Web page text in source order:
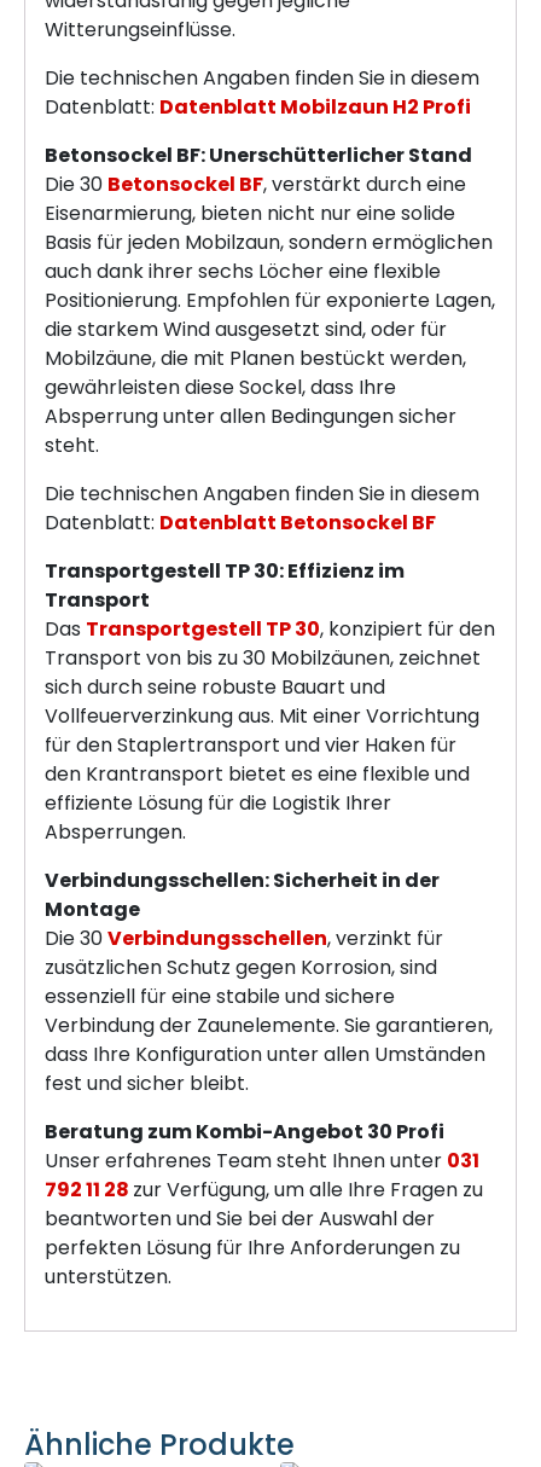
Witterungseinflüsse.
Die technischen Angaben finden Sie in diesem
Datenblatt: Datenblatt Mobilzaun H2 Profi
Betonsockel BF: Unerschütterlicher Stand
Die 30 Betonsockel BF, verstärkt durch eine
Eisenarmierung, bieten nicht nur eine solide
Basis für jeden Mobilzaun, sondern ermöglichen
auch dank ihrer sechs Löcher eine flexible
Positionierung. Empfohlen für exponierte Lagen,
die starkem Wind ausgesetzt sind, oder für
Mobilzäune, die mit Planen bestückt werden,
gewährleisten diese Sockel, dass Ihre
Absperrung unter allen Bedingungen sicher
steht.
Die technischen Angaben finden Sie in diesem
Datenblatt: Datenblatt Betonsockel BF
Transportgestell TP 30: Effizienz im
Transport
Das Transportgestell TP 30, konzipiert für den
Transport von bis zu 30 Mobilzäunen, zeichnet
sich durch seine robuste Bauart und
Vollfeuerverzinkung aus. Mit einer Vorrichtung
für den Staplertransport und vier Haken für
den Krantransport bietet es eine flexible und
effiziente Lösung für die Logistik Ihrer
Absperrungen.
Verbindungsschellen: Sicherheit in der
Montage
Die 30Verbindungsschellen, verzinkt für
zusätzlichen Schutz gegen Korrosion, sind
essenziell für eine stabile und sichere
Verbindung der Zaunelemente. Sie garantieren,
dass Ihre Konfiguration unter allen Umständen
fest und sicher bleibt.
Beratung zum Kombi-Angebot 30 Profi
Unser erfahrenes Team steht Ihnen unter 031
792 11 28 zur Verfügung, um alle Ihre Fragen zu
beantworten und Sie bei der Auswahl der
perfekten Lösung für Ihre Anforderungen zu
unterstützen.
Ähnliche Produkte